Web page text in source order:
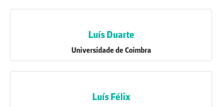
Luís Duarte
Universidade de Coimbra
Luís Félix